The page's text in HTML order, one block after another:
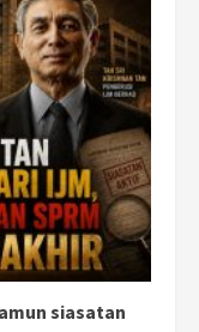
siasatan